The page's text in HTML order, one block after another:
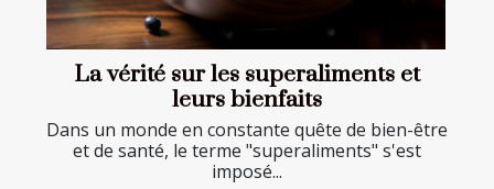
La vérité sur les superaliments et
leurs bienfaits
Dans un monde en constante quête de bien-être
et de santé, le terme "superaliments" s'est
imposé...